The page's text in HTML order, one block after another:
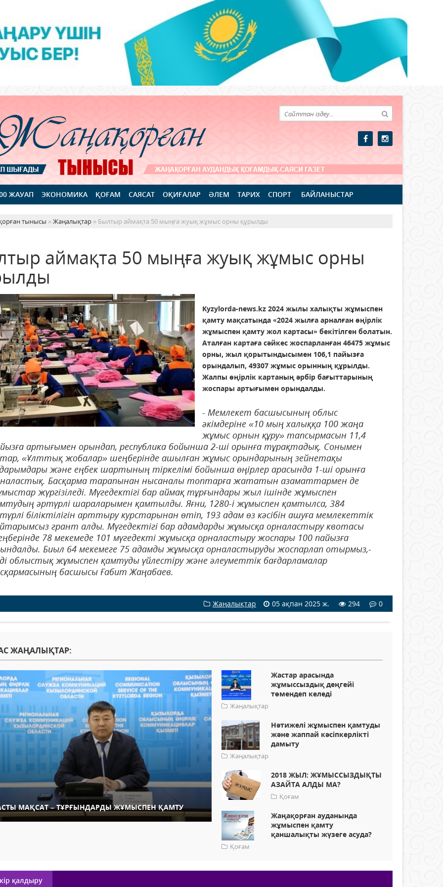
ЖАУАП ЭКОНОМИКА ҚОҒАМ САЯСАТ ОҚИҒАЛАР ӘЛЕМ ТАРИХ СПОРТ БАЙЛАНЫСТАР
тынысы »Жаңалықтар » Былтыр аймақта 50 мыңға жуық жұмыс орны құрылды
аймақта 50 мыңға жуық жұмыс орны
Kyzylorda-news.kz 2024 жылы халықты жұмыспен
қамту мақсатында «2024 жылға арналған өңірлік
жұмыспен қамту жол картасы» бекітілген болатын.
Аталған картаға сәйкес жоспарланған 46475 жұмыс
орны, жыл қорытындысымен 106,1 пайызға
орындалып, 49307 жұмыс орынның құрылды.
Жалпы өңірлік картаның әрбір бағыттарының
жоспары артығымен орындалды.
- Мемлекет басшысының облыс
әкімдеріне «10 мың халыққа 100 жаңа
жұмыс орнын құру» тапсырмасын 11,4
артығымен орындап, республика бойынша 2-ші орынға тұрақтадық. Сонымен
«Ұлттық жобалар» шеңберінде ашылған жұмыс орындарының зейнетақы
және еңбек шартының тіркелімі бойынша өңірлер арасында 1-ші орынға
Басқарма тарапынан нысаналы топтарға жататын азаматтармен де
жүргізіледі. Мүгедектігі бар аймақ тұрғындары жыл ішінде жұмыспен
әртүрлі шараларымен қамтылды. Яғни, 1280-і жұмыспен қамтылса, 384
біліктілігін арттыру курстарынан өтіп, 193 адам өз кәсібін ашуға мемлекеттік
грант алды. Мүгедектігі бар адамдарды жұмысқа орналастыру квотасы
78 мекемеде 101 мүгедекті жұмысқа орналастыру жоспары 100 пайызға
Биыл 64 мекемеге 75 адамды жұмысқа орналастыруды жоспарлап отырмыз,-
облыстық жұмыспен қамтуды үйлестіру және әлеуметтік бағдарламалар
басшысы Ғабит Жаңабаев.
Жаңалықтар 05 ақпан 2025 ж. 294 0
ЖАҢАЛЫҚТАР:
МАҚСАТ – ТҰРҒЫНДАРДЫ ЖҰМЫСПЕН ҚАМТУ
Жастар арасында
жұмыссыздық деңгейі
төмендеп келеді
Жаңалықтар
Нәтижелі жұмыспен қамтуды
және жаппай кәсіпкерлікті
дамыту
Жаңалықтар
2018 ЖЫЛ: ЖҰМЫССЫЗДЫҚТЫ
АЗАЙТА АЛДЫ МА?
Қоғам
Жаңақорған ауданында
жұмыспен қамту
қаншалықты жүзеге асуда?
Қоғам
қалдыру